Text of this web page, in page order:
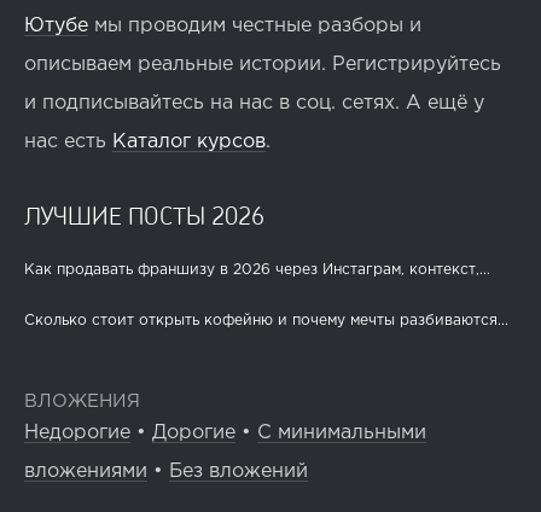
Ютубе мы проводим честные разборы и
описываем реальные истории. Регистрируйтесь
и подписывайтесь на нас в соц. сетях. А ещё у
нас есть Каталог курсов.
ЛУЧШИЕ ПОСТЫ 2026
Как продавать франшизу в 2026 через Инстаграм, контекст,...
Сколько стоит открыть кофейню и почему мечты разбиваются...
ВЛОЖЕНИЯ
Недорогие • Дорогие • С минимальными
вложениями • Без вложений